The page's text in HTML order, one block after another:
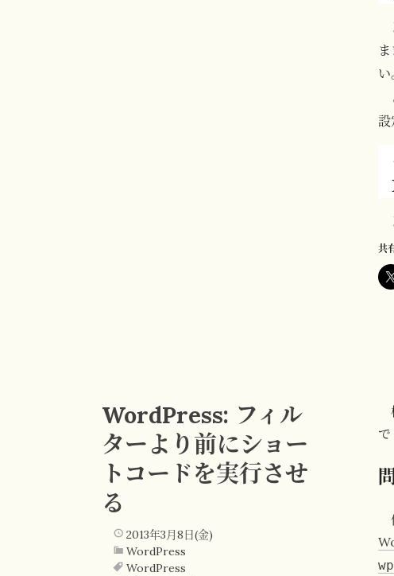
い
共
WordPress: フィル
ターより前にショー
トコードを実行させ
る
2013年3月8日(金)
WordPress
WordPress
で